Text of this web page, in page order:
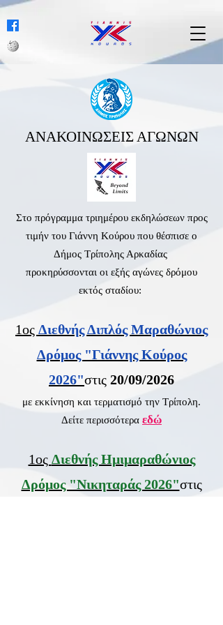
ΑΝΑΚΟΙΝΩΣΕΙΣ ΑΓΩΝΩΝ
Στο πρόγραμμα τριημέρου εκδηλώσεων προς
τιμήν του Γιάννη Κούρου που θέσπισε ο
Δήμος Τρίπολης Αρκαδίας
προκηρύσσονται οι εξής αγώνες δρόμου
εκτός σταδίου:
1ος Διεθνής Διπλός Μαραθώνιος
Δρόμος "Γιάννης Κούρος
2026"στις 20/09/2026
με εκκίνηση και τερματισμό την Τρίπολη.
Δείτε περισσότερα εδώ
1ος Διεθνής Ημιμαραθώνιος
Δρόμος "Νικηταράς 2026"στις